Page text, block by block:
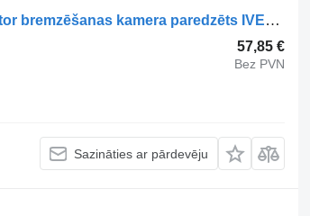
120 E 22 D tector, 120 E 22 P tector, 120 E 22 FP tector bremzēšanas kamera paredzēts IVECO EuroCargo I-III kravas automašīnas
57,85 €
Bez PVN
Sazināties ar pārdevēju